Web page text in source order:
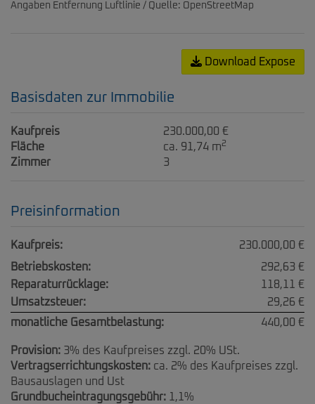
Angaben Entfernung Luftlinie / Quelle: OpenStreetMap
Download Expose
Basisdaten zur Immobilie
Kaufpreis
230.000,00 €
Fläche
ca. 91,74 m2
Zimmer 3
Preisinformation
Kaufpreis:
230.000,00 €
Betriebskosten:
292,63 €
Reparaturrücklage:
118,11 €
Umsatzsteuer:
29,26 €
monatliche Gesamtbelastung:
440,00 €
Provision: 3% des Kaufpreises zzgl. 20% USt.
Vertragserrichtungskosten: ca. 2% des Kaufpreises zzgl.
Bausauslagen und Ust
Grundbucheintragungsgebühr:
1,1%